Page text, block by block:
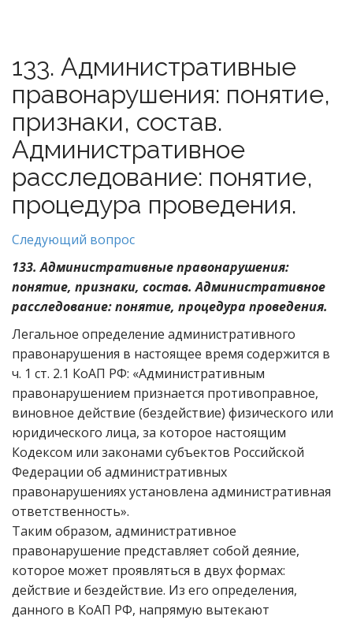
133. Административные
правонарушения: понятие,
признаки, состав.
Административное
расследование: понятие,
процедура проведения.
Следующий вопрос
133. Административные правонарушения:
понятие, признаки, состав. Административное
расследование: понятие, процедура проведения.
Легальное определение административного
правонарушения в настоящее время содержится в
ч. 1 ст. 2.1 КоАП РФ: «Административным
правонарушением признается противоправное,
виновное действие (бездействие) физического или
юридического лица, за которое настоящим
Кодексом или законами субъектов Российской
Федерации об административных
правонарушениях установлена административная
ответственность».
Таким образом, административное
правонарушение представляет собой деяние,
которое может проявляться в двух формах:
действие и бездействие. Из его определения,
данного в КоАП РФ, напрямую вытекают